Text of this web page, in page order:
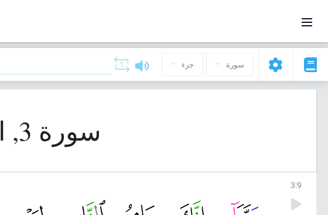
سورة جزء
سورة 3, الو عمران (آل عمران)
3:9